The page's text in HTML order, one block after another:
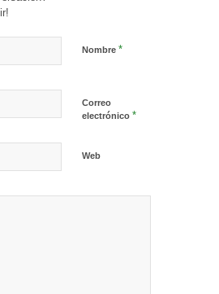
Nombre *
Correo
electrónico *
Web